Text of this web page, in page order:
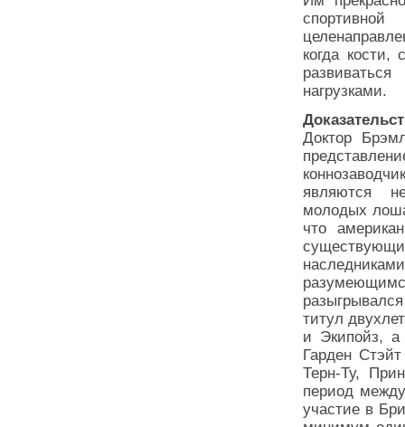
когда
нагрузками.
Доктор
являются
молодых
что
титул
и Экипойз, а
Гарден
Терн-Ту,
период
участие в